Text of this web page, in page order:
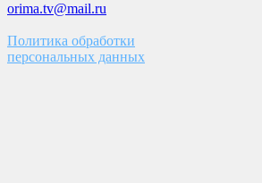
orima.tv@mail.ru
Политика обработки
персональных данных